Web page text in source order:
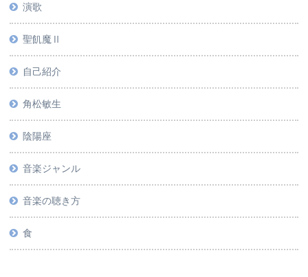
演歌
聖飢魔Ⅱ
自己紹介
角松敏生
陰陽座
音楽ジャンル
音楽の聴き方
食